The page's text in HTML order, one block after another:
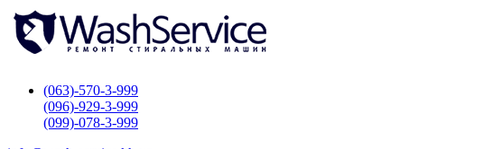
(063)-570-3-999
(096)-929-3-999
(099)-078-3-999